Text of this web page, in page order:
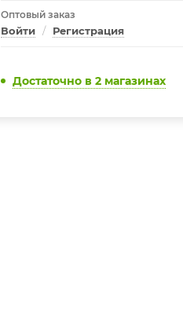
Оптовый заказ
Войти / Регистрация
Достаточно в 2 магазинах